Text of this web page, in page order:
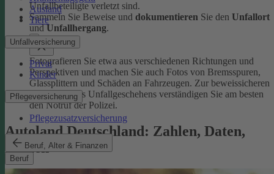
Ausland
Tiere
Unfallversicherung
Privat
Kinder
Pflegeversicherung
Pflegezusatzversicherung
Beruf, Alter & Finanzen
Beruf
Unfallbeteiligte verletzt sind.
Sammeln Sie Beweise und dokumentieren Sie den Unfallort
undUnfallhergang.
Fotografieren Sie etwa aus verschiedenen Richtungen und
Perspektiven und machen Sie auch Fotos von Bremsspuren,
Glassplittern und Schäden an Fahrzeugen. Zur beweissicheren
Aufnahme des Unfallgeschehens verständigen Sie am besten
den Notruf der Polizei.
Autoland Deutschland: Zahlen, Daten,
Fakten